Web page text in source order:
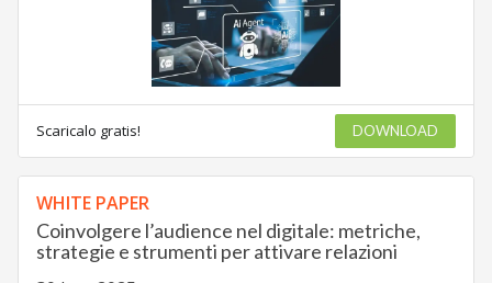
Scaricalo gratis! DOWNLOAD
WHITE PAPER
Coinvolgere l’audience nel digitale: metriche,
strategie e strumenti per attivare relazioni